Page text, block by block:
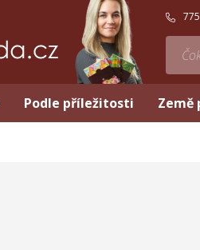
Podle příležitosti Země